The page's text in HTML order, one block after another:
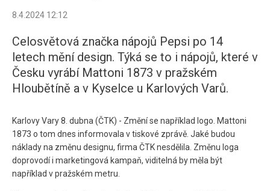
8.4.2024 12:12
Celosvětová značka nápojů Pepsi po 14
letech mění design. Týká se to i nápojů, které v
Česku vyrábí Mattoni 1873 v pražském
Hloubětíně a v Kyselce u Karlových Varů.
Karlovy Vary 8. dubna (ČTK) - Změní se například logo. Mattoni
1873 o tom dnes informovala v tiskové zprávě. Jaké budou
náklady na změnu designu, firma ČTK nesdělila. Změnu loga
doprovodí i marketingová kampaň, viditelná by měla být
například v pražském metru.